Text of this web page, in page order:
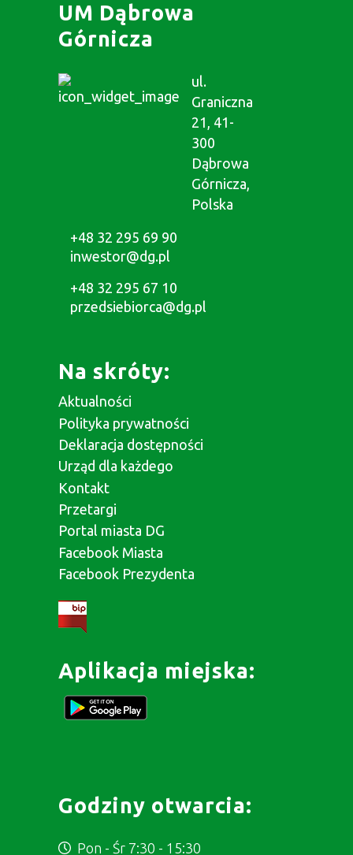
UM Dąbrowa
Górnicza
ul.
Graniczna
21, 41-
300
Dąbrowa
Górnicza,
Polska
+48 32 295 69 90
inwestor@dg.pl
+48 32 295 67 10
przedsiebiorca@dg.pl
Na skróty:
Aktualności
Polityka prywatności
Deklaracja dostępności
Urząd dla każdego
Kontakt
Przetargi
Portal miasta DG
Facebook Miasta
Facebook Prezydenta
Aplikacja miejska:
Godziny otwarcia:
Pon - Śr 7:30 - 15:30